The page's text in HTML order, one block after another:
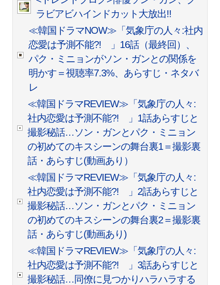
ラビアビハインドカット大放出!!
≪韓国ドラマNOW≫「気象庁の人々:社内
恋愛は予測不能?! 」16話（最終回）、
パク・ミニョンがソン・ガンとの関係を
明かす＝視聴率7.3%、あらすじ・ネタバ
レ
≪韓国ドラマREVIEW≫「気象庁の人々:
社内恋愛は予測不能?! 」1話あらすじと
撮影秘話…ソン・ガンとパク・ミニョン
の初めてのキスシーンの舞台裏1＝撮影裏
話・あらすじ(動画あり）
≪韓国ドラマREVIEW≫「気象庁の人々:
社内恋愛は予測不能?! 」2話あらすじと
撮影秘話…ソン・ガンとパク・ミニョン
の初めてのキスシーンの舞台裏2＝撮影裏
話・あらすじ(動画あり)
≪韓国ドラマREVIEW≫「気象庁の人々:
社内恋愛は予測不能?! 」3話あらすじと
撮影秘話…同僚に見つかりハラハラする